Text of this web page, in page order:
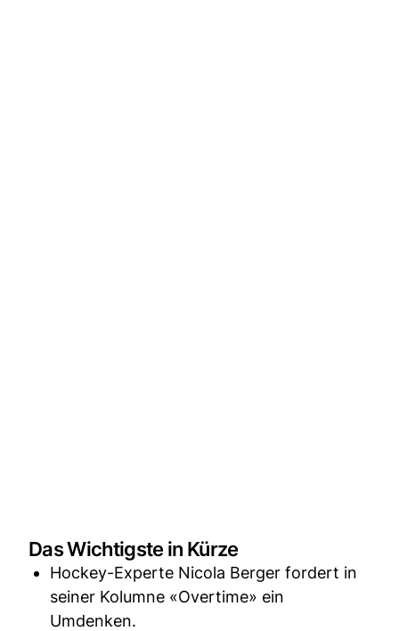
Das Wichtigste in Kürze
Hockey-Experte Nicola Berger fordert in
seiner Kolumne «Overtime» ein
Umdenken.